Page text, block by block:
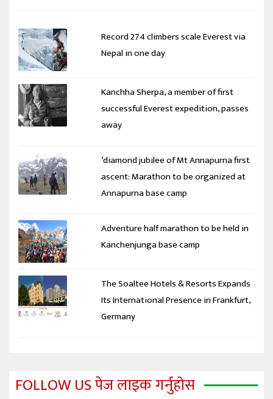
Record 274 climbers scale Everest via
Nepal in one day
Kanchha Sherpa, a member of first
successful Everest expedition, passes
away
‘diamond jubilee of Mt Annapurna first
ascent: Marathon to be organized at
Annapurna base camp
Adventure half marathon to be held in
Kanchenjunga base camp
The Soaltee Hotels & Resorts Expands
Its International Presence in Frankfurt,
Germany
FOLLOW US पेज लाइक गर्नुहोस